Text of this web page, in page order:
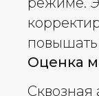
Оценка
Сквозная